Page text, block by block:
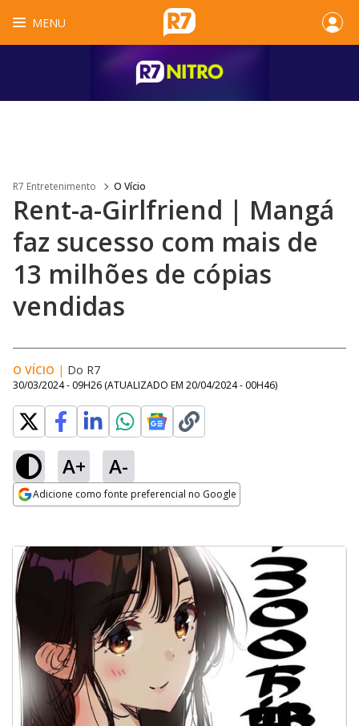
MENU
R7 Entretenimento O Vício
Rent-a-Girlfriend | Mangá
faz sucesso com mais de
13 milhões de cópias
vendidas
O VÍCIO | Do R7
30/03/2024 - 09H26 (ATUALIZADO EM 20/04/2024 - 00H46)
A+ A-
Adicione como fonte preferencial no Google